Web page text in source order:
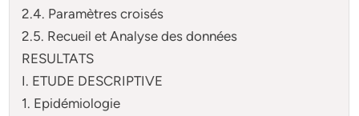
2.4. Paramètres croisés
2.5. Recueil et Analyse des données
RESULTATS
I. ETUDE DESCRIPTIVE
1. Epidémiologie